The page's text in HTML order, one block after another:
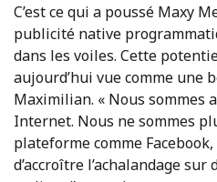
C’est ce qui a poussé Maxy
publicité native
dans les voiles. Cette
aujourd’hui vue comme une
Maximilian. « Nous sommes
Internet. Nous ne sommes
plateforme comme
d’accroître l’achalandage